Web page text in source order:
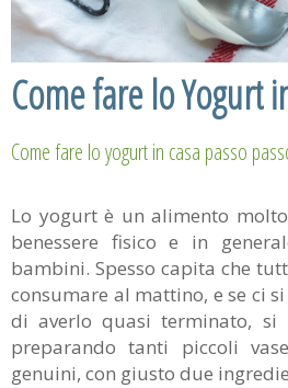
Come fare lo Yogurt
Come fare lo yogurt in casa passo
Lo yogurt è un alimento
benessere fisico e in
bambini. Spesso capita che
consumare al mattino, e se ci
di averlo quasi terminato,
preparando tanti piccoli
genuini, con giusto due